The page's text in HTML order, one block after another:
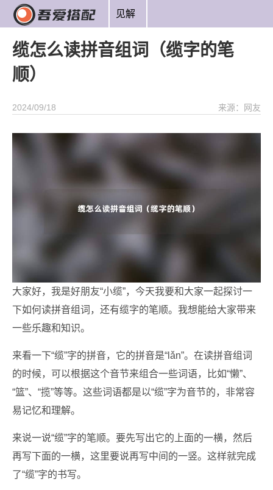
见解
缆怎么读拼音组词（缆字的笔
顺）
2024/09/18 来源：网友
大家好，我是好朋友“小缆”，今天我要和大家一起探讨一
下如何读拼音组词，还有缆字的笔顺。我想能给大家带来
一些乐趣和知识。
来看一下“缆”字的拼音，它的拼音是“lǎn”。在读拼音组词
的时候，可以根据这个音节来组合一些词语，比如“懒”、
“篮”、“揽”等等。这些词语都是以“缆”字为音节的，非常容
易记忆和理解。
来说一说“缆”字的笔顺。要先写出它的上面的一横，然后
再写下面的一横，这里要说再写中间的一竖。这样就完成
了“缆”字的书写。